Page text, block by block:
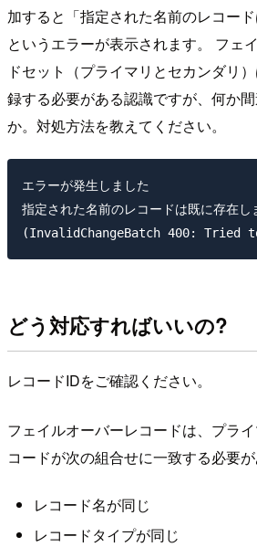
加すると「指定された名前のレコー
というエラーが表示されます。 フェ
ドセット（プライマリとセカンダリ
録する必要がある認識ですが、何か
か。対処方法を教えてください。
エラーが発生しました
指定された名前のレコードは既に存在し
どう対応すればいいの?
レコードIDをご確認ください。
フェイルオーバーレコードは、プラ
コードが次の組合せに一致する必要が
レコード名が同じ
レコードタイプが同じ